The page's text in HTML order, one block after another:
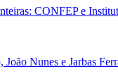
CONFEP e
Nunes e Jarbas